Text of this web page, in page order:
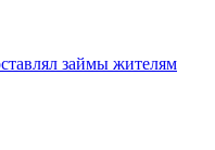
займы жителям